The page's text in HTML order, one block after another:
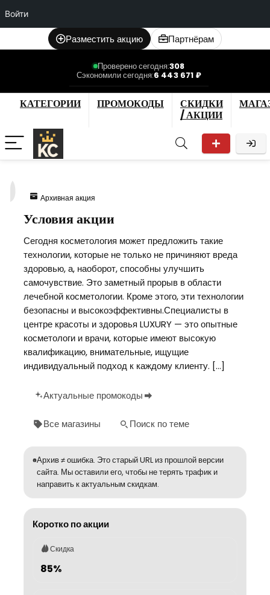
Войти
Разместить акцию Партнёрам
Проверено сегодня:308
Сэкономили сегодня:6 443 671 ₽
КАТЕГОРИИ ПРОМОКОДЫ
СКИДКИ
/ АКЦИИ
Архивная акция
Условия акции
Сегодня косметология может предложить такие
технологии, которые не только не причиняют вреда
здоровью, а, наоборот, способны улучшить
самочувствие. Это заметный прорыв в области
лечебной косметологии. Кроме этого, эти технологии
безопасны и высокоэффективны.Специалисты в
центре красоты и здоровья LUXURY — это опытные
косметологи и врачи, которые имеют высокую
квалификацию, внимательные, ищущие
индивидуальный подход к каждому клиенту. […]
Актуальные промокоды
Все магазины Поиск по теме
Архив ≠ ошибка. Это старый URL из прошлой версии
сайта. Мы оставили его, чтобы не терять трафик и
направить к актуальным скидкам.
Коротко по акции
Скидка
85%